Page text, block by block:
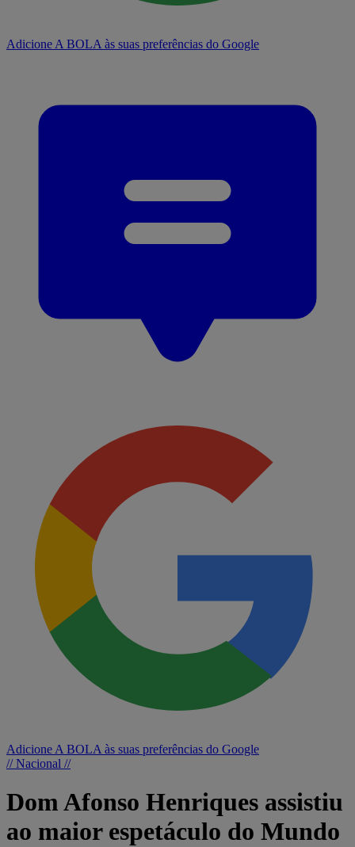
Adicione A BOLA às suas preferências do Google
Adicione A BOLA às suas preferências do Google
// Nacional //
Dom Afonso Henriques assistiu
ao maior espetáculo do Mundo